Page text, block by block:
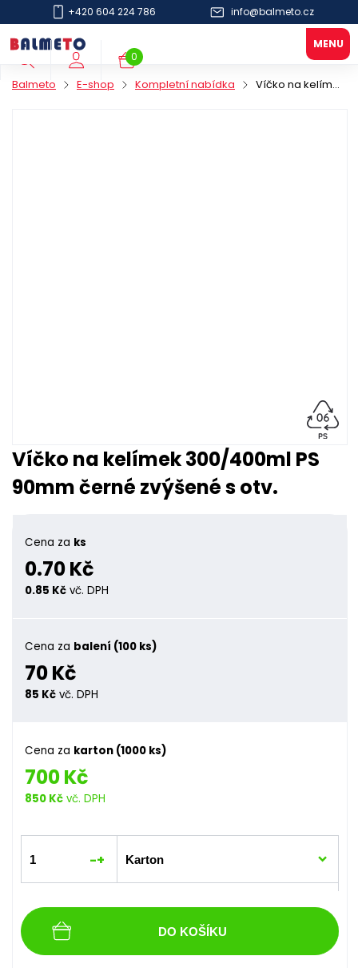
+420 604 224 786 info@balmeto.cz
0
Balmeto E-shop Kompletní nabídka Víčko na kelímek 300/400ml PS 90mm černé zvýšené s otv.
Víčko na kelímek 300/400ml PS
90mm černé zvýšené s otv.
Cena za ks
0.70 Kč
0.85 Kč vč. DPH
Cena za balení (100 ks)
70 Kč
85 Kč vč. DPH
Cena za karton (1000 ks)
700 Kč
850 Kč vč. DPH
-+
DO KOŠÍKU